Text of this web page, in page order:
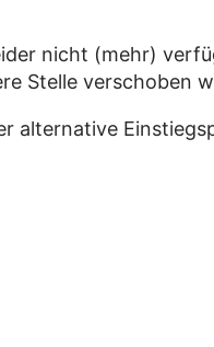
nicht (mehr)
Stelle verschoben
alternative